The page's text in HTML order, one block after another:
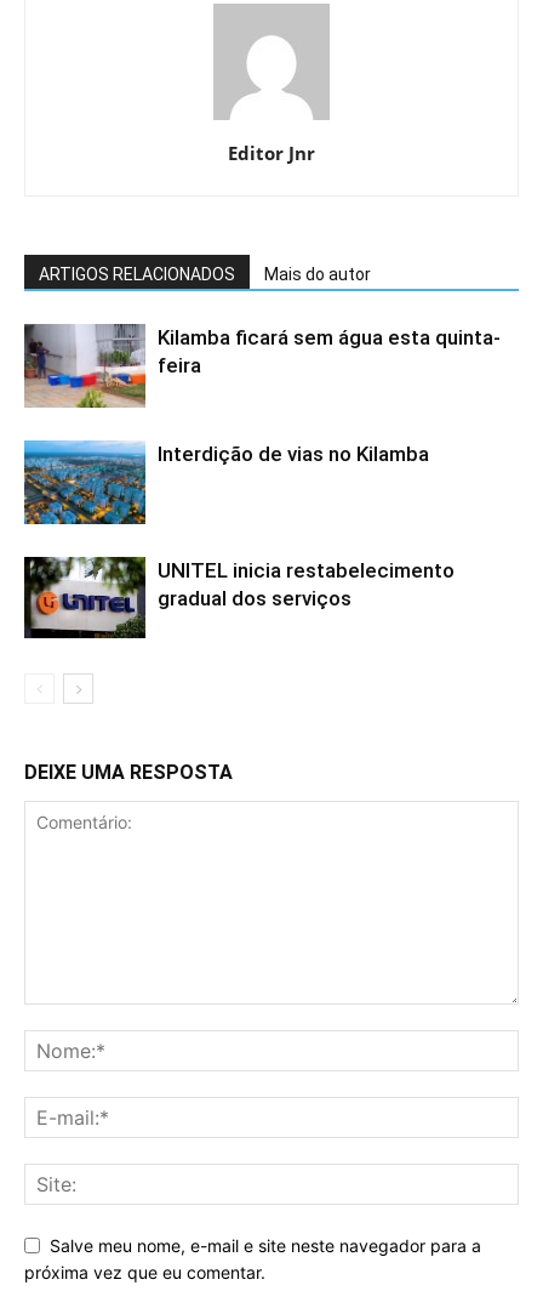
Editor Jnr
ARTIGOS RELACIONADOS Mais do autor
Kilamba ficará sem água esta quinta-
feira
Interdição de vias no Kilamba
UNITEL inicia restabelecimento
gradual dos serviços
DEIXE UMA RESPOSTA
Salve meu nome, e-mail e site neste navegador para a
próxima vez que eu comentar.